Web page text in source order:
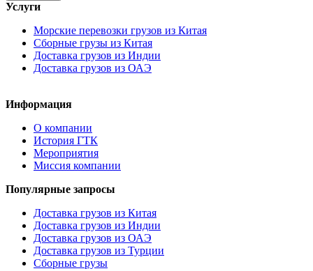
Услуги
Морские перевозки грузов из Китая
Сборные грузы из Китая
Доставка грузов из Индии
Доставка грузов из ОАЭ
Информация
О компании
История ГТК
Мероприятия
Миссия компании
Популярные запросы
Доставка грузов из Китая
Доставка грузов из Индии
Доставка грузов из ОАЭ
Доставка грузов из Турции
Сборные грузы